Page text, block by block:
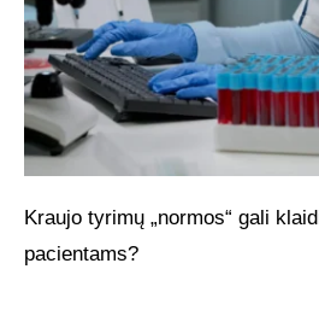
Kraujo tyrimų „normos“ gali
pacientams?